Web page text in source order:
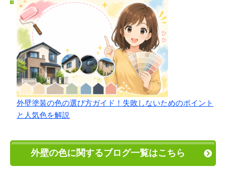
外壁塗装の色の選び方ガイド！失敗しないためのポイント
と人気色を解説
外壁の色に関するブログ一覧はこちら